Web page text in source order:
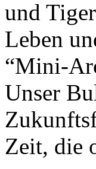
und
Leben
“Mini-
Unser
Zeit, die